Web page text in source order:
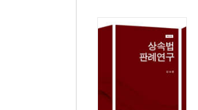
CHAPTER Ⅱ 상속플래닝
02. 증여 계획